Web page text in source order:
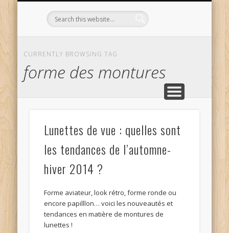
CURRENTLY BROWSING TAG
forme des montures
Lunettes de vue : quelles sont
les tendances de l’automne-
hiver 2014 ?
Forme aviateur, look rétro, forme ronde ou
encore papilllon… voici les nouveautés et
tendances en matière de montures de
lunettes !